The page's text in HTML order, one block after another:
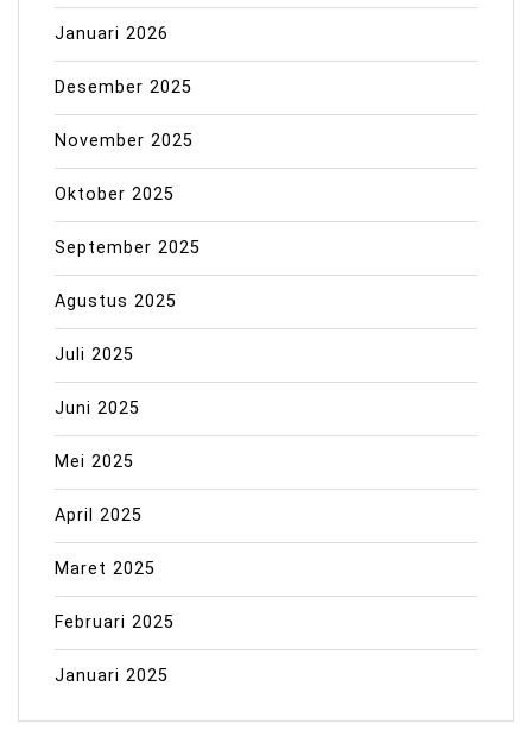
Januari 2026
Desember 2025
November 2025
Oktober 2025
September 2025
Agustus 2025
Juli 2025
Juni 2025
Mei 2025
April 2025
Maret 2025
Februari 2025
Januari 2025